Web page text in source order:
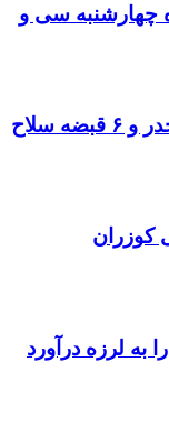
چهارشنبه سی و
کشف حدود ۳۰۰ کیلوگرم موادمخدر و ۶ قبضه سلاح
کوزران
به لرزه درآورد